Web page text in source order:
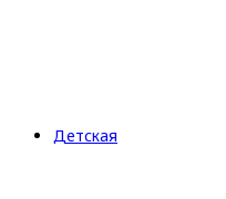
Детская